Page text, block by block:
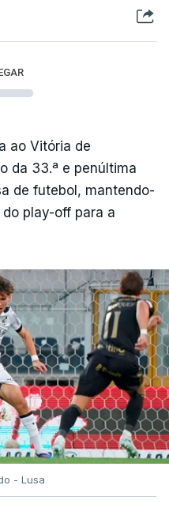
ao Vitória de
da 33.ª e penúltima
de futebol, mantendo-
do play-off para a
- Lusa